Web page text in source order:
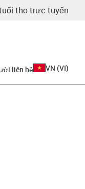
thọ trực tuyến
liên hệ VN (VI)